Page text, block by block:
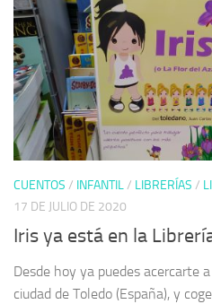
CUENTOS / INFANTIL/ LIBRERÍAS /
17 DE JULIO DE 2020
Iris ya está en la
Desde hoy ya puedes acercarte
ciudad de Toledo (España), y